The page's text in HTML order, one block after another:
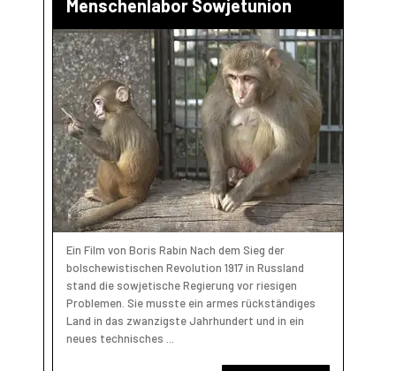
Menschenlabor Sowjetunion
Ein Film von Boris Rabin Nach dem Sieg der
bolschewistischen Revolution 1917 in Russland
stand die sowjetische Regierung vor riesigen
Problemen. Sie musste ein armes rückständiges
Land in das zwanzigste Jahrhundert und in ein
neues technisches ...